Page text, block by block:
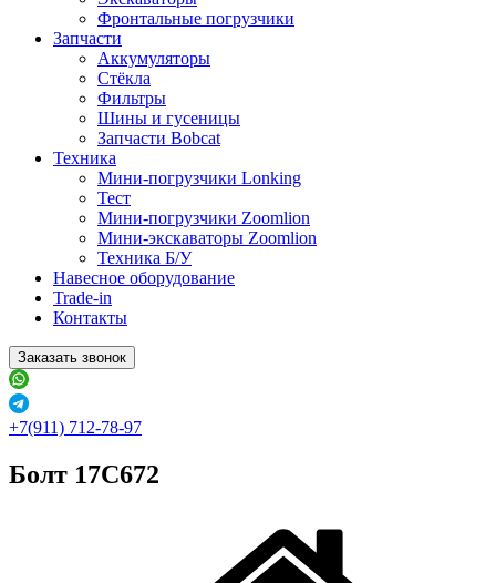
Фронтальные погрузчики
Запчасти
Аккумуляторы
Стёкла
Фильтры
Шины и гусеницы
Запчасти Bobcat
Техника
Мини-погрузчики Lonking
Тест
Мини-погрузчики Zoomlion
Мини-экскаваторы Zoomlion
Техника Б/У
Навесное оборудование
Trade-in
Контакты
Заказать звонок
+7(911) 712-78-97
Болт 17C672